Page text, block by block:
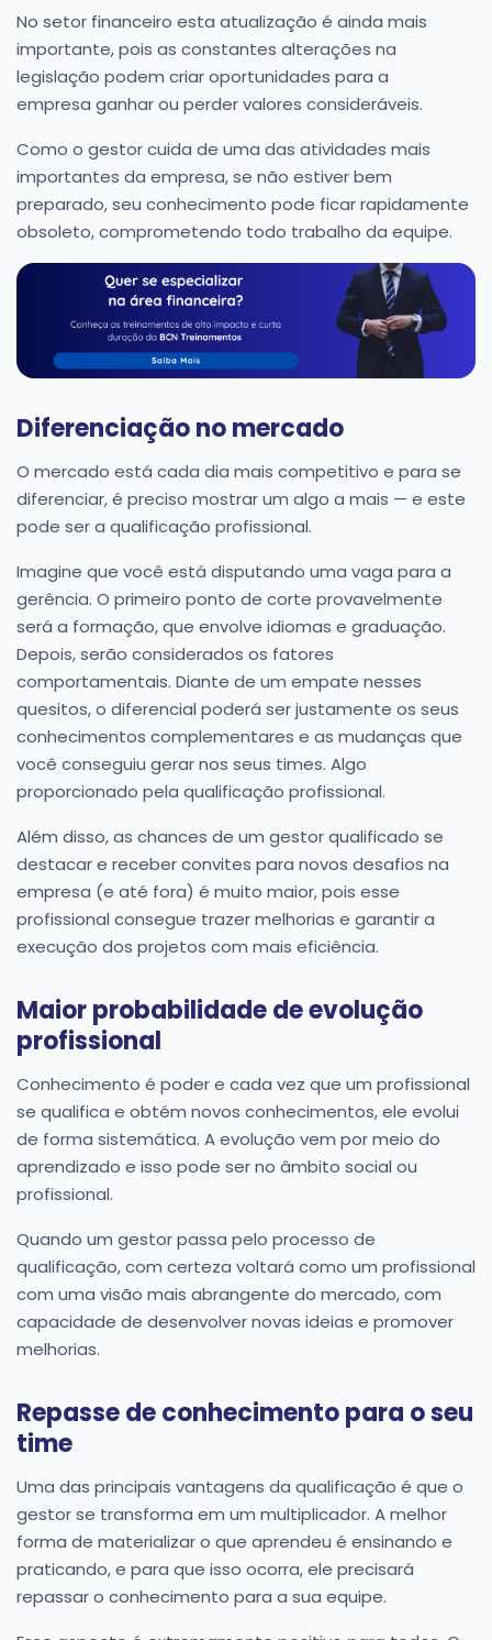
No setor financeiro esta atualização é ainda mais
importante, pois as constantes alterações na
legislação podem criar oportunidades para a
empresa ganhar ou perder valores consideráveis.
Como o gestor cuida de uma das atividades mais
importantes da empresa, se não estiver bem
preparado, seu conhecimento pode ficar rapidamente
obsoleto, comprometendo todo trabalho da equipe.
Diferenciação no mercado
O mercado está cada dia mais competitivo e para se
diferenciar, é preciso mostrar um algo a mais — e este
pode ser a qualificação profissional.
Imagine que você está disputando uma vaga para a
gerência. O primeiro ponto de corte provavelmente
será a formação, que envolve idiomas e graduação.
Depois, serão considerados os fatores
comportamentais. Diante de um empate nesses
quesitos, o diferencial poderá ser justamente os seus
conhecimentos complementares e as mudanças que
você conseguiu gerar nos seus times. Algo
proporcionado pela qualificação profissional.
Além disso, as chances de um gestor qualificado se
destacar e receber convites para novos desafios na
empresa (e até fora) é muito maior, pois esse
profissional consegue trazer melhorias e garantir a
execução dos projetos com mais eficiência.
Maior probabilidade de evolução
profissional
Conhecimento é poder e cada vez que um profissional
se qualifica e obtém novos conhecimentos, ele evolui
de forma sistemática. A evolução vem por meio do
aprendizado e isso pode ser no âmbito social ou
profissional.
Quando um gestor passa pelo processo de
qualificação, com certeza voltará como um profissional
com uma visão mais abrangente do mercado, com
capacidade de desenvolver novas ideias e promover
melhorias.
Repasse de conhecimento para o seu
time
Uma das principais vantagens da qualificação é que o
gestor se transforma em um multiplicador. A melhor
forma de materializar o que aprendeu é ensinando e
praticando, e para que isso ocorra, ele precisará
repassar o conhecimento para a sua equipe.